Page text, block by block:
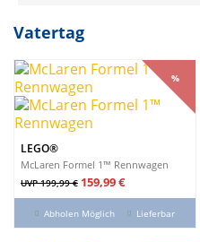
Marvel
Preis
€
Marken
Carrera®6
LEGO®3
Neuheiten
Neuheiten0
Reduzierte Artikel
Vatertag
LEGO®
McLaren Formel 1™ Rennwagen
Verkaufspreis
UVP 199,99 €
%
Preis
159,99 €
%
Abholen Möglich Lieferbar